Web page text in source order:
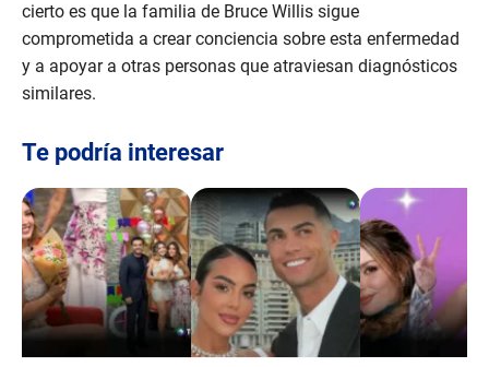
cierto es que la familia de Bruce Willis sigue
comprometida a crear conciencia sobre esta enfermedad
y a apoyar a otras personas que atraviesan diagnósticos
similares.
Te podría interesar